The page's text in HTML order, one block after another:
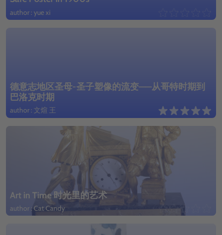
author : yue xi
德意志地区圣母-圣子塑像的流变——从哥特时期到
巴洛克时期
author : 文煊 王
Art in Time 时光里的艺术
author : Cat Candy